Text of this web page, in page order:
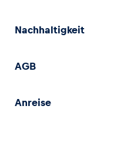
Nachhaltigkeit
AGB
Anreise